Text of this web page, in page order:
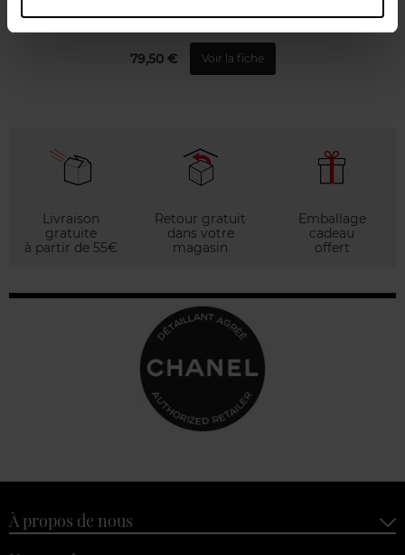
EAU DE PARFUM
79,50 € Voir la fiche
Livraison
gratuite
à partir de 55€
Retour gratuit
dans votre
magasin
Emballage
cadeau
offert
À propos de nous